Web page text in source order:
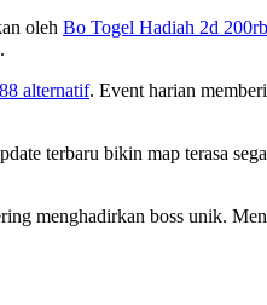
oleh Bo Togel Hadiah 2d 200rb
alternatif. Event harian
terbaru bikin map terasa
menghadirkan boss unik.